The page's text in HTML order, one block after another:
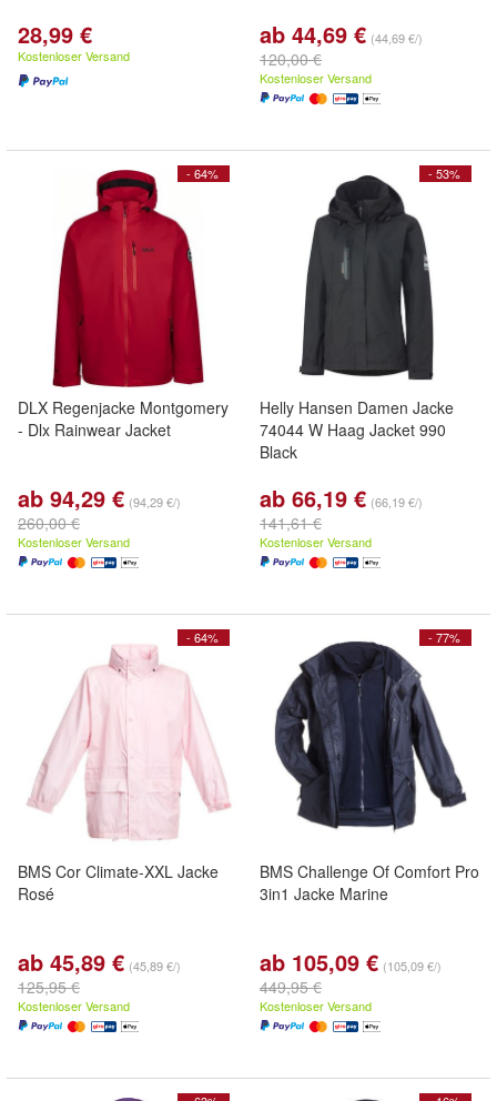
28,99 €
Kostenloser Versand
ab 44,69 € (44,69 €/)
120,00 €
Kostenloser Versand
- 64%
DLX Regenjacke Montgomery
- Dlx Rainwear Jacket
ab 94,29 € (94,29 €/)
260,00 €
Kostenloser Versand
- 53%
Helly Hansen Damen Jacke
74044 W Haag Jacket 990
Black
ab 66,19 € (66,19 €/)
141,61 €
Kostenloser Versand
- 64%
BMS Cor Climate-XXL Jacke
Rosé
ab 45,89 € (45,89 €/)
125,95 €
Kostenloser Versand
- 77%
BMS Challenge Of Comfort Pro
3in1 Jacke Marine
ab 105,09 € (105,09 €/)
449,95 €
Kostenloser Versand